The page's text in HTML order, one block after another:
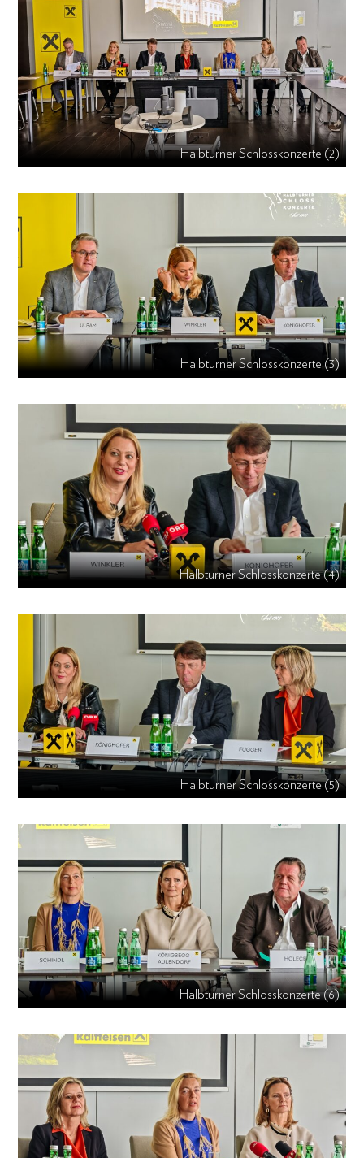
Halbturner Schlosskonzerte (2)
Halbturner Schlosskonzerte (3)
Halbturner Schlosskonzerte (4)
Halbturner Schlosskonzerte (5)
Halbturner Schlosskonzerte (6)